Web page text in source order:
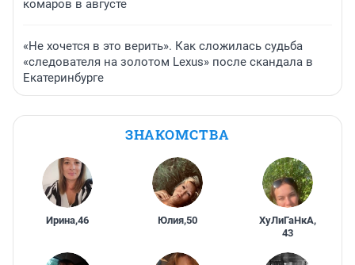
комаров в августе
«Не хочется в это верить». Как сложилась судьба
«следователя на золотом Lexus» после скандала в
Екатеринбурге
ЗНАКОМСТВА
Ирина,46 Юлия,50 ХуЛиГаНкА,
43